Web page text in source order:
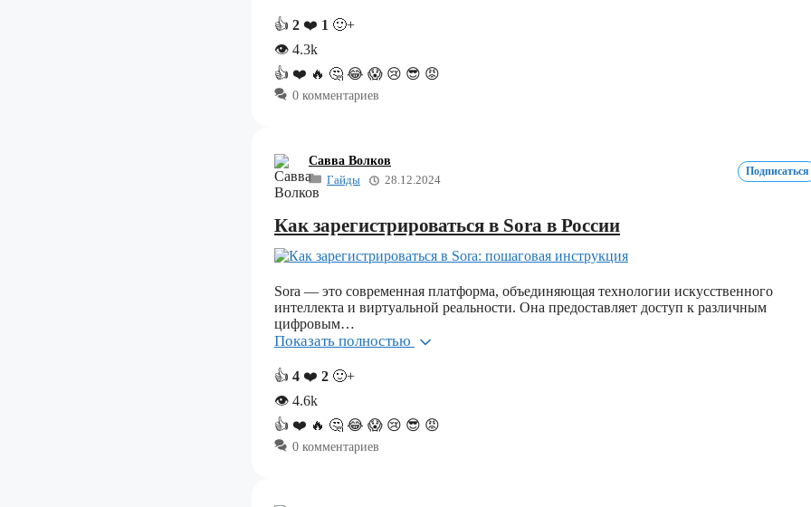
👍 2 ❤️ 1 🙂+
👁 4.3k
👍 ❤️ 🔥 🤔 😂 😱 😢 😎 😡
0 комментариев
Савва Волков
Гайды
28.12.2024
Подписаться
Как зарегистрироваться в Sora в России
Sora — это современная платформа, объединяющая технологии искусственного
интеллекта и виртуальной реальности. Она предоставляет доступ к различным
цифровым…
Показать полностью
👍 4 ❤️ 2 🙂+
👁 4.6k
👍 ❤️ 🔥 🤔 😂 😱 😢 😎 😡
0 комментариев